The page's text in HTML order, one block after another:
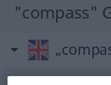
"compass"